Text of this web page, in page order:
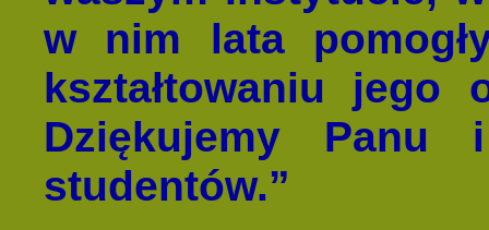
w nim lata
kształtowaniu jego
Dziękujemy Panu
studentów.”